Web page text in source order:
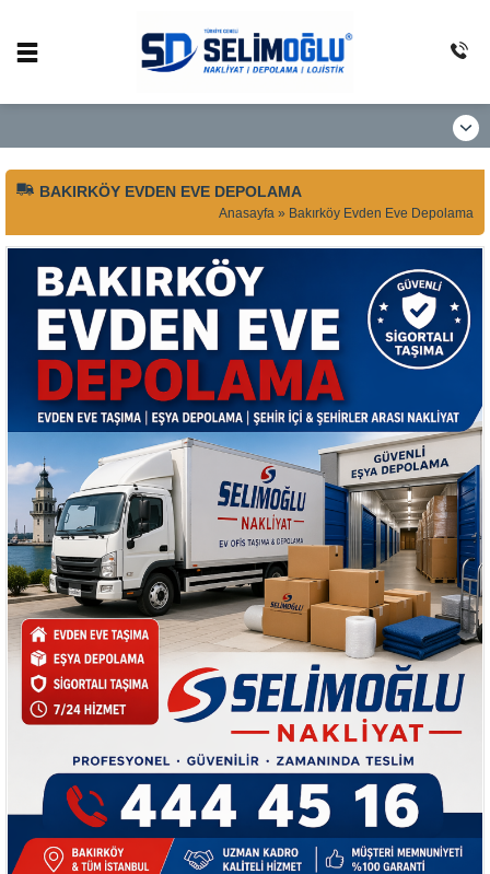
BAKIRKÖY EVDEN EVE DEPOLAMA
Anasayfa » Bakırköy Evden Eve Depolama